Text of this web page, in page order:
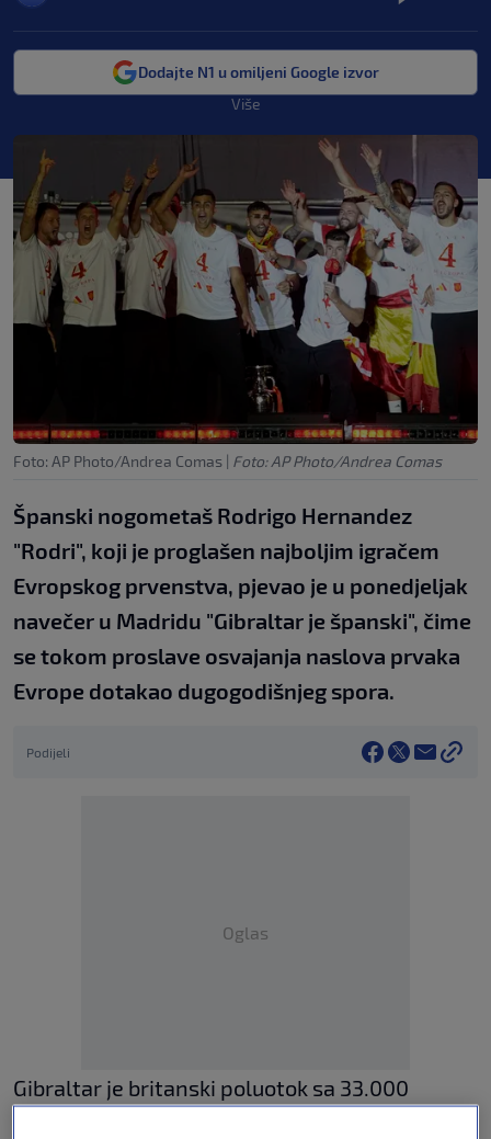
Dodajte N1 u omiljeni Google izvor
Više
Foto: AP Photo/Andrea Comas | Foto: AP Photo/Andrea Comas
Španski nogometaš Rodrigo Hernandez
"Rodri", koji je proglašen najboljim igračem
Evropskog prvenstva, pjevao je u ponedjeljak
navečer u Madridu "Gibraltar je španski", čime
se tokom proslave osvajanja naslova prvaka
Evrope dotakao dugogodišnjeg spora.
Podijeli
Oglas
Gibraltar je britanski poluotok sa 33.000